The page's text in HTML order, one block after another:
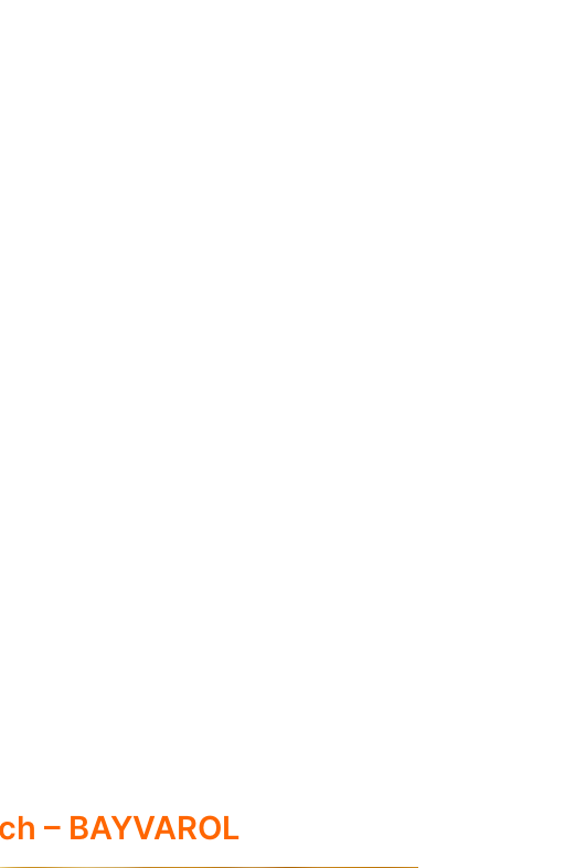
– BAYVAROL